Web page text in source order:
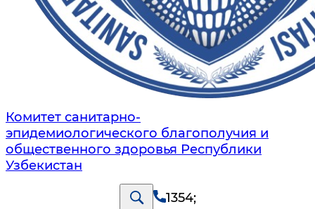
Комитет санитарно-
эпидемиологического благополучия и
общественного здоровья Республики
Узбекистан
1354;